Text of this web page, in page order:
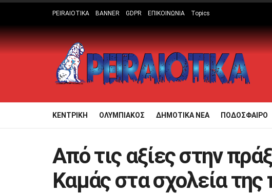
PEIRAIOTIKA BANNER GDPR ΕΠΙΚΟΙΝΩΝΙΑ Topics
ΚΕΝΤΡΙΚΗ ΟΛΥΜΠΙΑΚΟΣ ΔΗΜΟΤΙΚΑ ΝΕΑ ΠΟΔΟΣΦΑΙΡΟ
Από τις αξίες στην
Καμάς στα σχολεία της